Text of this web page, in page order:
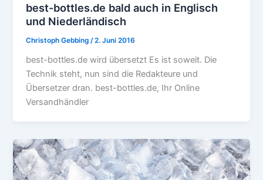
best-bottles.de bald auch in Englisch
und Niederländisch
Christoph Gebbing /2. Juni 2016
best-bottles.de wird übersetzt Es ist soweit. Die
Technik steht, nun sind die Redakteure und
Übersetzer dran. best-bottles.de, Ihr Online
Versandhändler